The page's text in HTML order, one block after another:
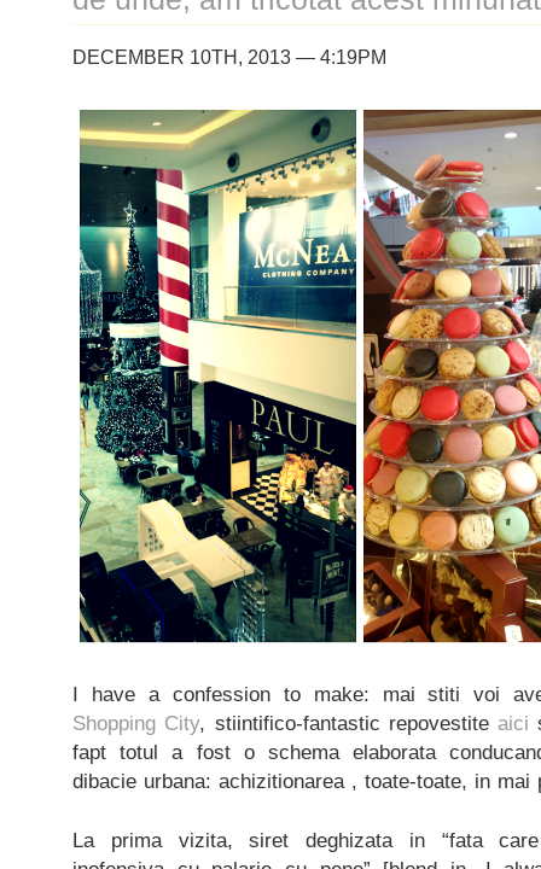
DECEMBER 10TH, 2013 — 4:19PM
I have a confession to make: mai stiti voi
Shopping City, stiintifico-fantastic repovestite aici
fapt totul a fost o schema elaborata
dibacie urbana: achizitionarea , toate-toate, in mai
La prima vizita, siret deghizata in “fata care